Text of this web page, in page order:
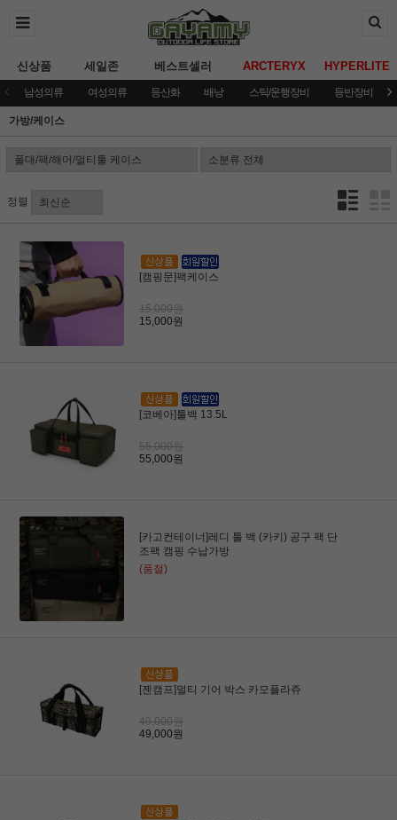
신상품 세일존 베스트셀러 ARCTERYX HYPERLITE
남성의류 여성의류 등산화 배낭 스틱/운행장비 등반장비
가방/케이스
정렬
[캠핑문]팩케이스
15,000원
15,000원
[코베아]툴백 13.5L
55,000원
55,000원
[카고컨테이너]레디 툴 백 (카키) 공구 팩 단
조팩 캠핑 수납가방
(품절)
[젠캠프]멀티 기어 박스 카모플라쥬
49,000원
49,000원